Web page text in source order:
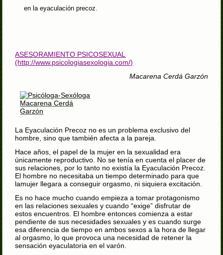
en la eyaculación precoz.
ASESORAMIENTO PSICOSEXUAL
(http://www.psicologiasexologia.com/)
Macarena Cerdá Garzón
La Eyaculación Precoz no es un problema exclusivo del
hombre, sino que también afecta a la pareja.
Hace años, el papel de la mujer en la sexualidad era
únicamente reproductivo. No se tenía en cuenta el placer de
sus relaciones, por lo tanto no existía la Eyaculación Precoz.
El hombre no necesitaba un tiempo determinado para que
lamujer llegara a conseguir orgasmo, ni siquiera excitación.
Es no hace mucho cuando empieza a tomar protagonismo
en las relaciones sexuales y cuando “exige” disfrutar de
estos encuentros. El hombre entonces comienza a estar
pendiente de sus necesidades sexuales y es cuando surge
esa diferencia de tiempo en ambos sexos a la hora de llegar
al orgasmo, lo que provoca una necesidad de retener la
sensación eyaculatoria en el varón.